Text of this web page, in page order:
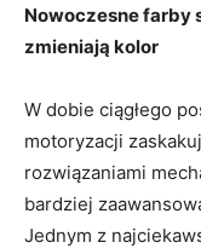
Nowoczesne farby
zmieniają kolor
W dobie ciągłego
motoryzacji
rozwiązaniami
bardziej
Jednym z